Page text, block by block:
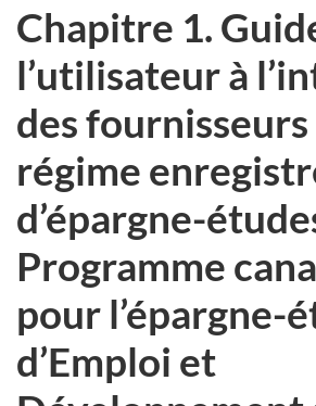
Chapitre 1.
l’utilisateur à
des fournisseurs
régime
d’épargne-
Programme
pour l’épargne-
d’Emploi et